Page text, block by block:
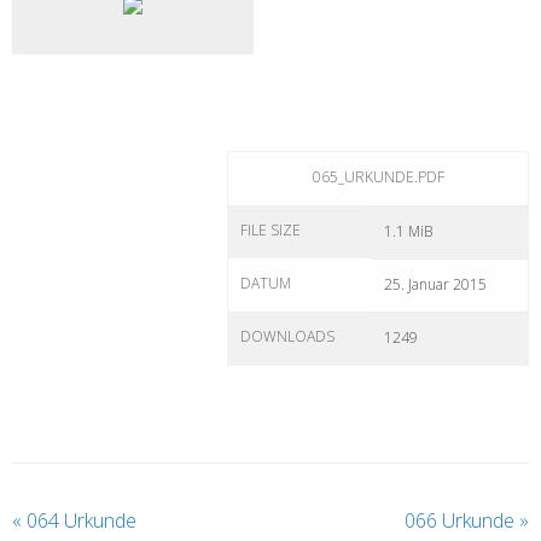
065_URKUNDE.PDF
FILE SIZE 1.1 MiB
DATUM 25. Januar 2015
DOWNLOADS 1249
« 064 Urkunde 066 Urkunde »